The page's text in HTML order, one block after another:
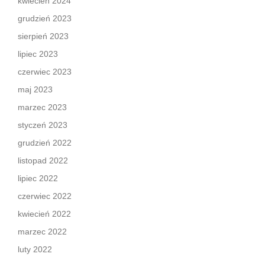
grudzień 2023
sierpień 2023
lipiec 2023
czerwiec 2023
maj 2023
marzec 2023
styczeń 2023
grudzień 2022
listopad 2022
lipiec 2022
czerwiec 2022
kwiecień 2022
marzec 2022
luty 2022